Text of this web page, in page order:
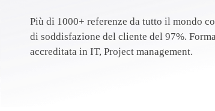
Più di 1000+ referenze da tutto il mondo
di soddisfazione del cliente del 97%.
accreditata in IT, Project management.